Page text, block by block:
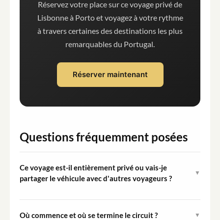
Réservez votre place sur ce voyage privé de
Lisbonne à Porto et voyagez à votre rythme
à travers certaines des destinations les plus
remarquables du Portugal.
Réserver maintenant
Questions fréquemment posées
Ce voyage est-il entièrement privé ou vais-je
partager le véhicule avec d'autres voyageurs ?
▼
Où commence et où se termine le circuit ? ▼